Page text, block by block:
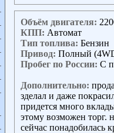
Объём двигателя:
КПП: Автомат
Тип топлива: Бензин
Привод: Полный
Пробег по России: С
Дополнительно:
зделал и даже
придется много
этому возможен торг.
сейчас понадобилась